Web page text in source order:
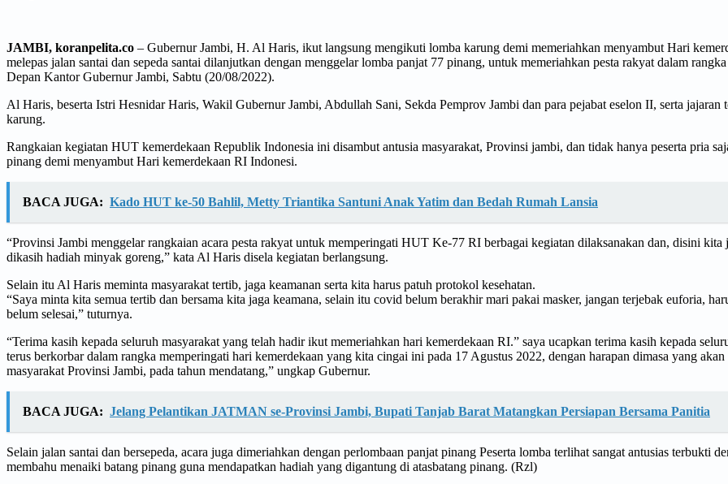
JAMBI, koranpelita.co – Gubernur Jambi, H. Al Haris, ikut langsung mengikuti lomba karung demi memeriahkan menyambut Hari
melepas jalan santai dan sepeda santai dilanjutkan dengan menggelar lomba panjat 77 pinang, untuk memeriahkan pesta rakyat dalam
Depan Kantor Gubernur Jambi, Sabtu (20/08/2022).
Al Haris, beserta Istri Hesnidar Haris, Wakil Gubernur Jambi, Abdullah Sani, Sekda Pemprov Jambi dan para pejabat eselon II, serta
karung.
Rangkaian kegiatan HUT kemerdekaan Republik Indonesia ini disambut antusia masyarakat, Provinsi jambi, dan tidak hanya peserta pria
pinang demi menyambut Hari kemerdekaan RI Indonesi.
BACA JUGA: Kado HUT ke-50 Bahlil, Metty Triantika Santuni Anak Yatim dan Bedah Rumah Lansia
“Provinsi Jambi menggelar rangkaian acara pesta rakyat untuk memperingati HUT Ke-77 RI berbagai kegiatan dilaksanakan dan, disini
dikasih hadiah minyak goreng,” kata Al Haris disela kegiatan berlangsung.
Selain itu Al Haris meminta masyarakat tertib, jaga keamanan serta kita harus patuh protokol kesehatan.
“Saya minta kita semua tertib dan bersama kita jaga keamana, selain itu covid belum berakhir mari pakai masker, jangan terjebak euforia,
belum selesai,” tuturnya.
“Terima kasih kepada seluruh masyarakat yang telah hadir ikut memeriahkan hari kemerdekaan RI.” saya ucapkan terima kasih kepada
terus berkorbar dalam rangka memperingati hari kemerdekaan yang kita cingai ini pada 17 Agustus 2022, dengan harapan dimasa yang
masyarakat Provinsi Jambi, pada tahun mendatang,” ungkap Gubernur.
BACA JUGA: Jelang Pelantikan JATMAN se-Provinsi Jambi, Bupati Tanjab Barat Matangkan Persiapan Bersama Panitia
Selain jalan santai dan bersepeda, acara juga dimeriahkan dengan perlombaan panjat pinang Peserta lomba terlihat sangat antusias terbukti
membahu menaiki batang pinang guna mendapatkan hadiah yang digantung di atasbatang pinang. (Rzl)